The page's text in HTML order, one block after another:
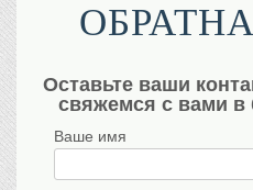
Оставьте ваши
свяжемся с вами
Ваше имя